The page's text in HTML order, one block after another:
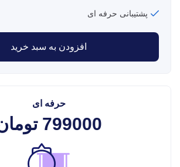
پشتیبانی حرفه ای
افزودن به سبد خرید
حرفه ای
799000 تومان